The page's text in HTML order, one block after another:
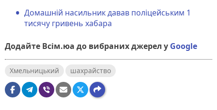
Домашній насильник давав поліцейським 1
тисячу гривень хабара
Додайте Всім.юа до вибраних джерел у Google
Хмельницький шахрайство